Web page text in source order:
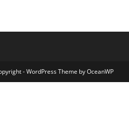
- WordPress Theme by OceanWP